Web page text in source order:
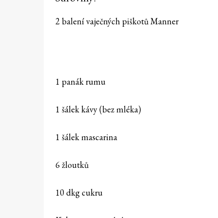
2 balení vaječných piškotů Manner
1 panák rumu
1 šálek kávy (bez mléka)
1 šálek mascarina
6 žloutků
10 dkg cukru